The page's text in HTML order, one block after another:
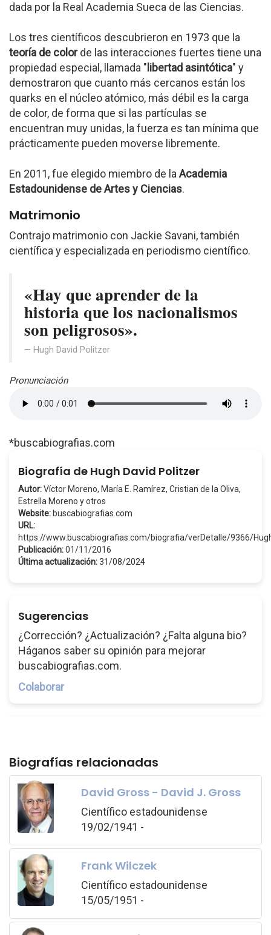
dada por la Real Academia Sueca de las Ciencias.
Los tres científicos descubrieron en 1973 que la
teoría de colorde las interacciones fuertes tiene una
propiedad especial, llamada " libertad asintótica" y
demostraron que cuanto más cercanos están los
quarks en el núcleo atómico, más débil es la carga
de color, de forma que si las partículas se
encuentran muy unidas, la fuerza es tan mínima que
prácticamente pueden moverse libremente.
En 2011, fue elegido miembro de la Academia
Estadounidense de Artes y Ciencias.
Matrimonio
Contrajo matrimonio con Jackie Savani, también
científica y especializada en periodismo científico.
«Hay que aprender de la
historia que los nacionalismos
son peligrosos».
Hugh David Politzer
Pronunciación
*buscabiografias.com
Biografía de Hugh David Politzer
Autor:Víctor Moreno, María E. Ramírez, Cristian de la Oliva,
Estrella Moreno y otros
Website: buscabiografias.com
URL:
https://www.buscabiografias.com/biografia/verDetalle/9366/
Publicación:01/11/2016
Última actualización:31/08/2024
Sugerencias
¿Corrección? ¿Actualización? ¿Falta alguna bio?
Háganos saber su opinión para mejorar
buscabiografias.com.
Colaborar
Biografías relacionadas
David Gross - David J. Gross
Científico estadounidense
19/02/1941 -
Frank Wilczek
Científico estadounidense
15/05/1951 -